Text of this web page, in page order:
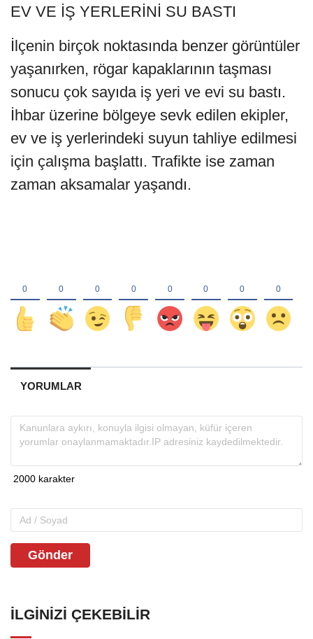
EV VE İŞ YERLERİNİ SU BASTI
İlçenin birçok noktasında benzer görüntüler
yaşanırken, rögar kapaklarının taşması
sonucu çok sayıda iş yeri ve evi su bastı.
İhbar üzerine bölgeye sevk edilen ekipler,
ev ve iş yerlerindeki suyun tahliye edilmesi
için çalışma başlattı. Trafikte ise zaman
zaman aksamalar yaşandı.
YORUMLAR
Gönder
İLGINIZI ÇEKEBILIR